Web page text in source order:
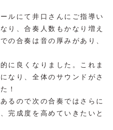
ルにて井口さんにご指導い
り、合奏人数もかなり増え
の合奏は音の厚みがあり、
に良くなりました。これま
なり、全体のサウンドがさ
！
るので次の合奏ではさらに
完成度を高めていきたいと